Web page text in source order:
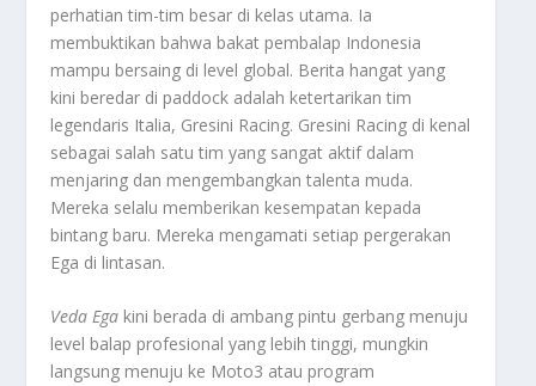
perhatian tim-tim besar di kelas utama. Ia
membuktikan bahwa bakat pembalap Indonesia
mampu bersaing di level global. Berita hangat yang
kini beredar di paddock adalah ketertarikan tim
legendaris Italia, Gresini Racing. Gresini Racing di kenal
sebagai salah satu tim yang sangat aktif dalam
menjaring dan mengembangkan talenta muda.
Mereka selalu memberikan kesempatan kepada
bintang baru. Mereka mengamati setiap pergerakan
Ega di lintasan.
Veda Ega kini berada di ambang pintu gerbang menuju
level balap profesional yang lebih tinggi, mungkin
langsung menuju ke Moto3 atau program